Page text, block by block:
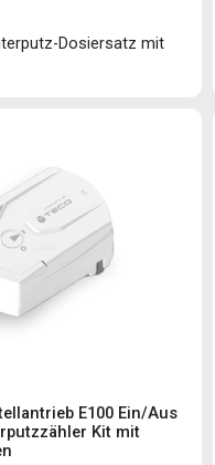
Dosiersatz mit
E100 Ein/Aus
Kit mit